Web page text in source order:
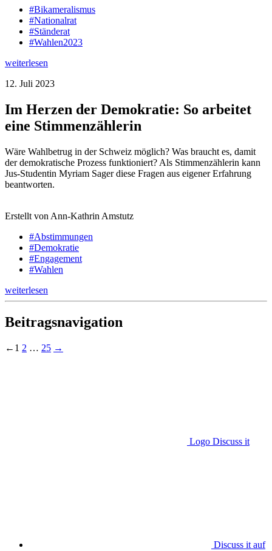
#Bikameralismus
#Nationalrat
#Ständerat
#Wahlen2023
weiterlesen
12. Juli 2023
Im Herzen der Demokratie: So arbeitet
eine Stimmenzählerin
Wäre Wahlbetrug in der Schweiz möglich? Was braucht es, damit
der demokratische Prozess funktioniert? Als Stimmenzählerin kann
Jus-Studentin Myriam Sager diese Fragen aus eigener Erfahrung
beantworten.
Erstellt von Ann-Kathrin Amstutz
#Abstimmungen
#Demokratie
#Engagement
#Wahlen
weiterlesen
Beitragsnavigation
← 1 2 … 25 →
Logo Discuss it
Discuss it auf